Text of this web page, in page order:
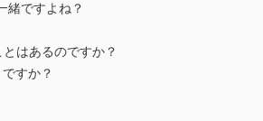
ですよね？
はあるのですか？
すか？